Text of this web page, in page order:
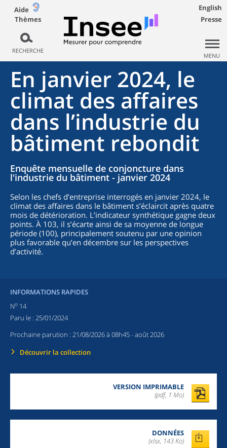
Aide
Thèmes
RECHERCHE
English
Presse
MENU
En janvier 2024, le
climat des affaires
dans l’industrie du
bâtiment rebondit
Enquête mensuelle de conjoncture dans
l'industrie du bâtiment - janvier 2024
Selon les chefs d’entreprise interrogés en janvier 2024, le
climat des affaires dans le bâtiment s’éclaircit après quatre
mois de détérioration. L’indicateur synthétique gagne deux
points. À 103, il s’écarte ainsi de sa moyenne de longue
période (100), principalement soutenu par une opinion
plus favorable qu’en décembre sur les perspectives
d’activité.
INFORMATIONS RAPIDES
No 14
Paru le : 25/01/2024
Prochaine parution : 21/08/2026 à 08h45- août 2026
Découvrir la collection
VERSION IMPRIMABLE
(pdf, 1 Mo)
DONNÉES
(xlsx, 143 Ko)